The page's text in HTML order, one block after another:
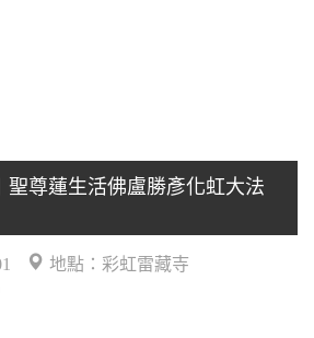
聖尊蓮生活佛盧勝彥化虹大法
地點：彩虹雷藏寺